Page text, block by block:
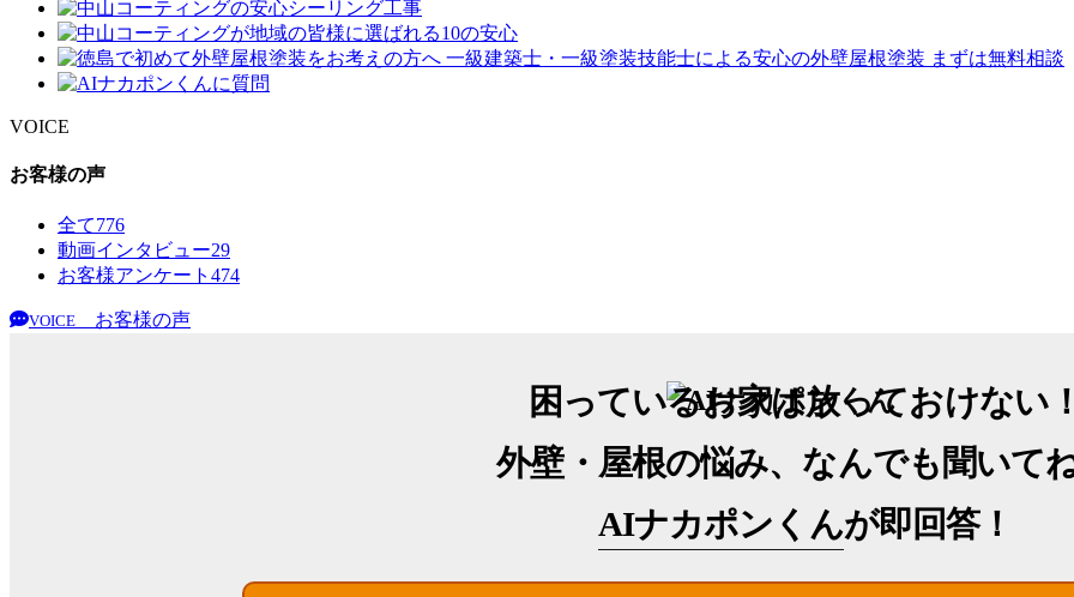
VOICE
お客様の声
全て776
動画インタビュー29
お客様アンケート 474
VOICE お客様の声
困っているお家は放っておけない
外壁・屋根の悩み、なんでも聞いて
AIナカポンくんが即回答！